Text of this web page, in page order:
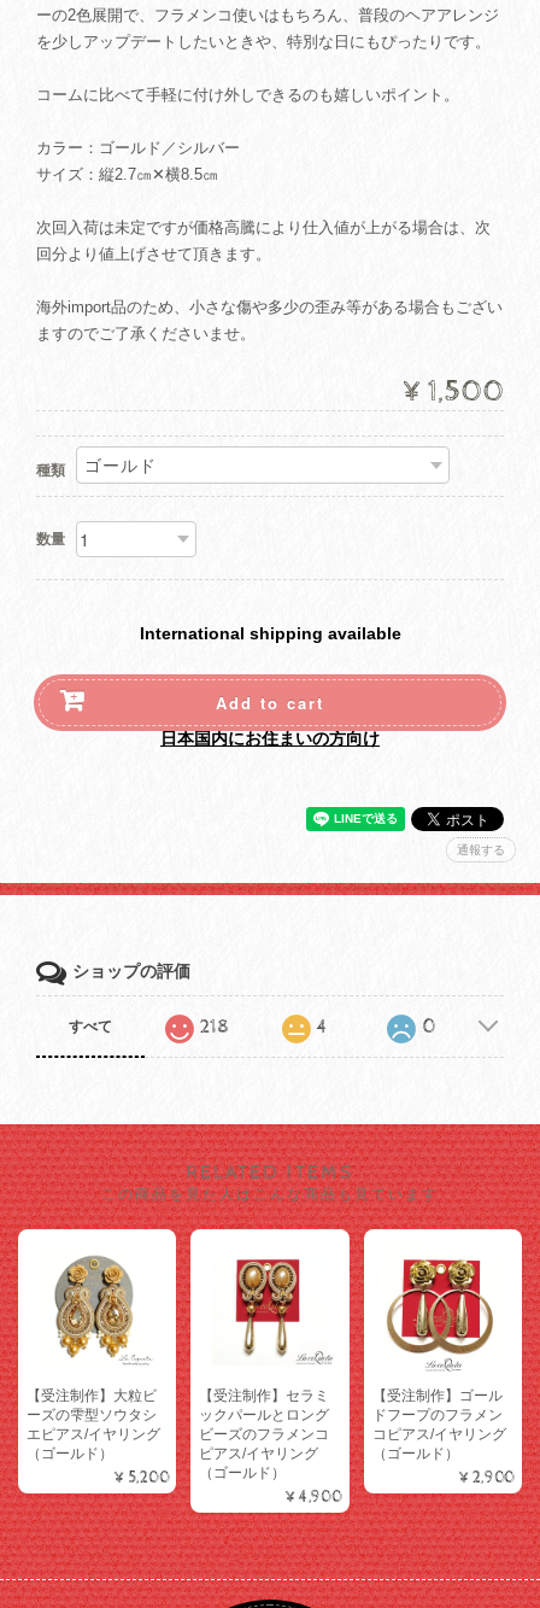
ーの2色展開で、フラメンコ使いはもちろん、普段のヘアアレンジ
を少しアップデートしたいときや、特別な日にもぴったりです。
コームに比べて手軽に付け外しできるのも嬉しいポイント。
カラー：ゴールド／シルバー
サイズ：縦2.7㎝✕横8.5㎝
次回入荷は未定ですが価格高騰により仕入値が上がる場合は、次
回分より値上げさせて頂きます。
海外import品のため、小さな傷や多少の歪み等がある場合もござい
ますのでご了承くださいませ。
¥1,500
種類
数量
International shipping available
Add to cart
日本国内にお住まいの方向け
通報する
ショップの評価
すべて 218 4 0
RELATED ITEMS
この商品を見た人はこんな商品も見ています
【受注制作】大粒ビ
ーズの雫型ソウタシ
エピアス/イヤリング
（ゴールド）
¥5,200
【受注制作】セラミ
ックパールとロング
ビーズのフラメンコ
ピアス/イヤリング
（ゴールド）
¥4,900
【受注制作】ゴール
ドフープのフラメン
コピアス/イヤリング
（ゴールド）
¥2,900